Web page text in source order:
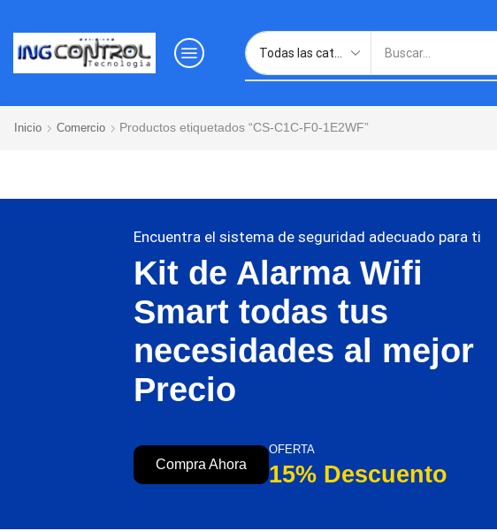
Inicio Comercio Productos etiquetados “CS-C1C-F0-1E2WF”
Encuentra el sistema de seguridad adecuado para ti
Kit de Alarma Wifi
Smart todas tus
necesidades al mejor
Precio
Compra Ahora
OFERTA
15% Descuento